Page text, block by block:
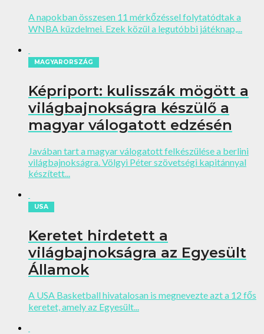
A napokban összesen 11 mérkőzéssel folytatódtak a
WNBA küzdelmei. Ezek közül a legutóbbi játéknap,...
MAGYARORSZÁG
Képriport: kulisszák mögött a
világbajnokságra készülő a
magyar válogatott edzésén
Javában tart a magyar válogatott felkészülése a berlini
világbajnokságra. Völgyi Péter szövetségi kapitánnyal
készített...
USA
Keretet hirdetett a
világbajnokságra az Egyesült
Államok
A USA Basketball hivatalosan is megnevezte azt a 12 fős
keretet, amely az Egyesült...